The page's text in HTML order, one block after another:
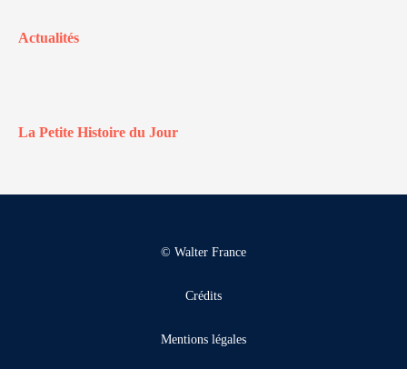
Actualités
La Petite Histoire du Jour
© Walter France
Crédits
Mentions légales